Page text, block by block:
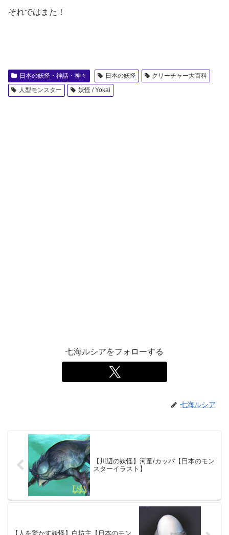
それではまた！
日本の妖怪・神話・神々 日本の妖怪
クリーチャー大百科
人型モンスター
妖怪 / Yokai
七海ルシアをフォローする
七海ルシア
【川辺の妖怪】河童/カッパ【日本のモン
スターイラスト】
【人を驚かす妖怪】白坊主【日本のモン